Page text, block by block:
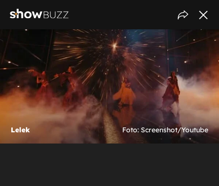
Lelek Foto: Screenshot/Youtube